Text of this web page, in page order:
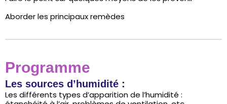
Aborder les principaux remèdes
Programme
Les sources d’humidité :
Les différents types d’apparition de l’humidité :